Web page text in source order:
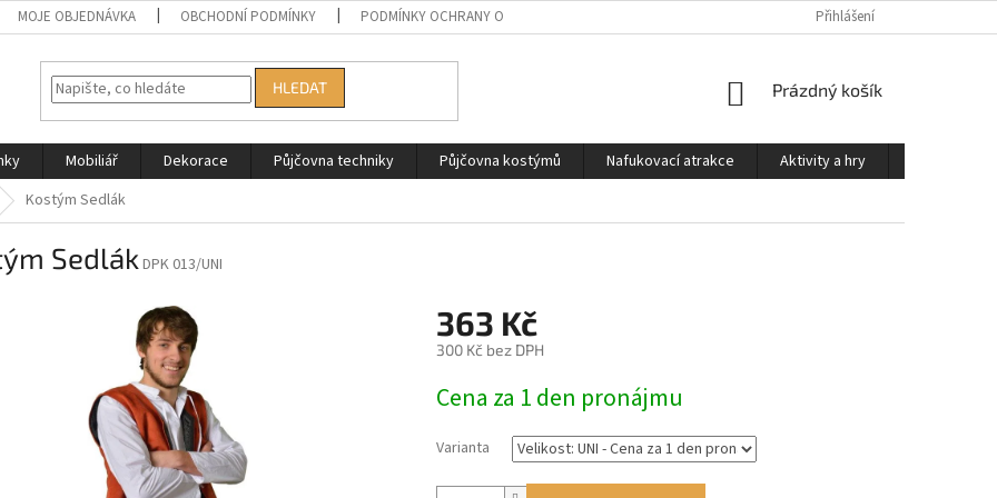
MOJE OBJEDNÁVKA OBCHODNÍ PODMÍNKY PODMÍNKY OCHRANY OSOBNÍCH ÚDAJŮ PODMÍNKY PRO PŮJČOVNU KOSTÝMŮ
Přihlášení
HLEDAT
NÁKUPNÍ
Prázdný košík
Mobiliář Dekorace Půjčovna techniky Půjčovna kostýmů Nafukovací atrakce Aktivity a hry
Kostým Sedlák
Sedlák DPK 013/UNI
363 Kč
300 Kč bez DPH
cena:
Cena za 1 den pronájmu
Varianta